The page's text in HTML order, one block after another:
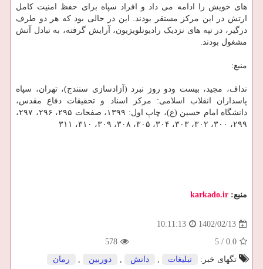
های خویش را ادامه می داد و افراد سپاه برای حفظ امنیت کامل
ارتش در این مرکز مستقر بودند. این در حالی بود که هر دو طرف
درگیر، در تپه های نزدیک رادیوتلویزیون، آرایش گرفته، به تبادل آتش
مشغول بودند.
منبع:
نداف، مجید، بیست ودو روز نبرد (آزادسازی سنندج)، تهران، سپاه
پاسداران انقلاب اسلامی: مرکز اسناد و تحقیقات دفاع مقدس،
دانشگاه امام حسین (ع)، چاپ اول: ۱۳۹۹، صفحات ۲۹۵، ۲۹۶، ۲۹۷،
۲۹۹، ۳۰۰، ۳۰۲، ۳۰۳، ۳۰۴، ۳۰۵، ۳۰۸، ۳۰۹، ۳۱۰، ۳۱۱
منبع: karkado.ir
1402/02/13
10:11:13
0.0
/
5
578
تگهای خبر:
تبلیغات , دانش , دوربین , رمان